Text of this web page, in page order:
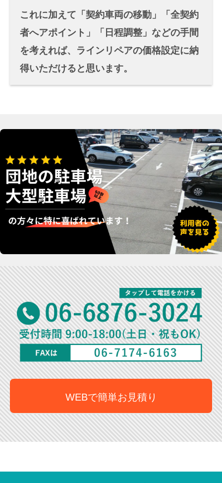
これに加えて「契約車両の移動」「全契約
者へアポイント」「日程調整」などの手間
を考えれば、ラインリペアの価格設定に納
得いただけると思います。
WEBで簡単お見積り